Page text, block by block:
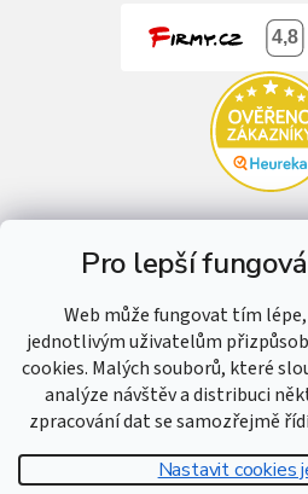
Pro lepší
Web může fungovat tím
jednotlivým uživatelům
cookies. Malých souborů, které
analýze návštěv a distribuci
zpracování dat se samozřejmě
Nastavit cookies
Vytvořil